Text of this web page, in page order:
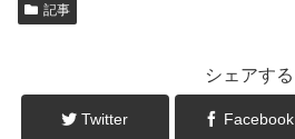
記事
シェアする
Twitter Facebook